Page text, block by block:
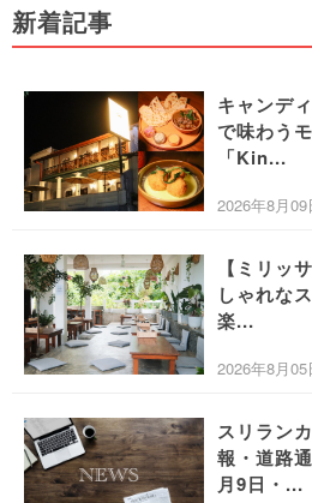
新着記事
キャンデ
で味わう
「Kin...
2026年8月09
【ミリッ
しゃれな
楽...
2026年8月05
スリラン
報・道路
月9日・...